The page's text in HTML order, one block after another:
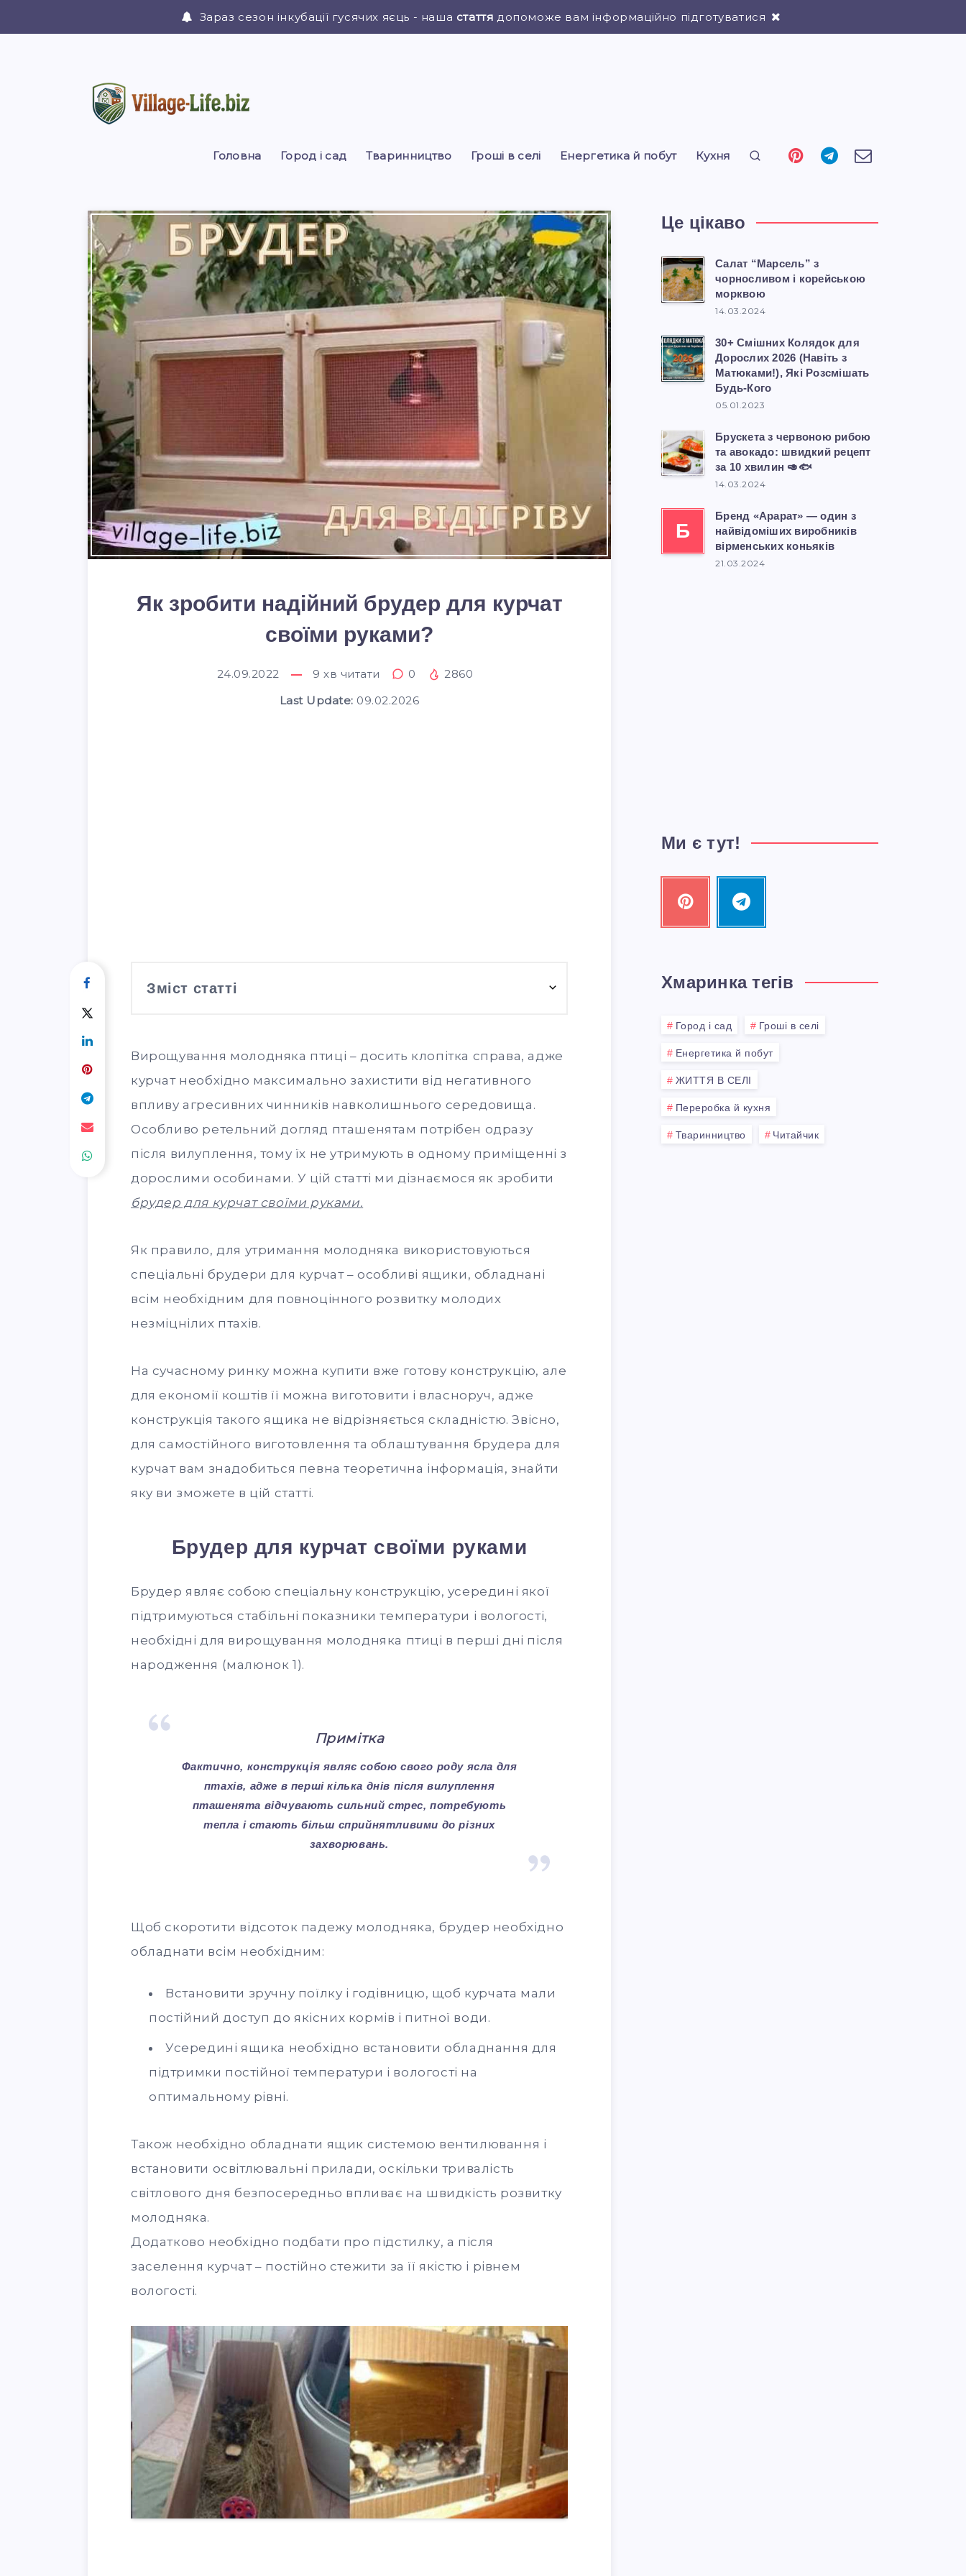
Зараз сезон інкубації гусячих яєць - наша стаття допоможе вам інформаційно підготуватися
Головна Город і сад Тваринництво Гроші в селі Енергетика й побут Кухня
Як зробити надійний брудер для курчат
своїми руками?
24.09.2022 9 хв читати 0
2860
Last Update: 09.02.2026
Зміст статті
Вирощування молодняка птиці – досить клопітка справа, адже
курчат необхідно максимально захистити від негативного
впливу агресивних чинників навколишнього середовища.
Особливо ретельний догляд пташенятам потрібен одразу
після вилуплення, тому їх не утримують в одному приміщенні з
дорослими особинами. У цій статті ми дізнаємося як зробити
брудер для курчат своїми руками.
Як правило, для утримання молодняка використовуються
спеціальні брудери для курчат – особливі ящики, обладнані
всім необхідним для повноцінного розвитку молодих
незміцнілих птахів.
На сучасному ринку можна купити вже готову конструкцію, але
для економії коштів її можна виготовити і власноруч, адже
конструкція такого ящика не відрізняється складністю. Звісно,
для самостійного виготовлення та облаштування брудера для
курчат вам знадобиться певна теоретична інформація, знайти
яку ви зможете в цій статті.
Брудер для курчат своїми руками
Брудер являє собою спеціальну конструкцію, усередині якої
підтримуються стабільні показники температури і вологості,
необхідні для вирощування молодняка птиці в перші дні після
народження (малюнок 1).
Примітка
Фактично, конструкція являє собою свого роду ясла для
птахів, адже в перші кілька днів після вилуплення
пташенята відчувають сильний стрес, потребують
тепла і стають більш сприйнятливими до різних
захворювань.
Щоб скоротити відсоток падежу молодняка, брудер необхідно
обладнати всім необхідним:
Встановити зручну поїлку і годівницю, щоб курчата мали
постійний доступ до якісних кормів і питної води.
Усередині ящика необхідно встановити обладнання для
підтримки постійної температури і вологості на
оптимальному рівні.
Також необхідно обладнати ящик системою вентилювання і
встановити освітлювальні прилади, оскільки тривалість
світлового дня безпосередньо впливає на швидкість розвитку
молодняка.
Додатково необхідно подбати про підстилку, а після
заселення курчат – постійно стежити за її якістю і рівнем
вологості.
Це цікаво
Салат “Марсель” з
чорносливом і корейською
морквою
14.03.2024
30+ Смішних Колядок для
Дорослих 2026 (Навіть з
Матюками!), Які Розсмішать
Будь-Кого
05.01.2023
Брускета з червоною рибою
та авокадо: швидкий рецепт
за 10 хвилин 🥑🐟
14.03.2024
Б
Бренд «Арарат» — один з
найвідоміших виробників
вірменських коньяків
21.03.2024
Ми є тут!
Pinterest Telegram
Follow
Хмаринка тегів
Город і сад Гроші в селі
Енергетика й побут
ЖИТТЯ В СЕЛІ
Переробка й кухня
Тваринництво Читайчик